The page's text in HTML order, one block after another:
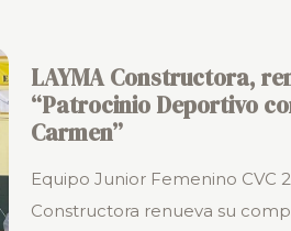
LAYMA Constructora,
“Patrocinio Deportivo
Carmen”
Equipo Junior Femenino CVC
Constructora renueva su